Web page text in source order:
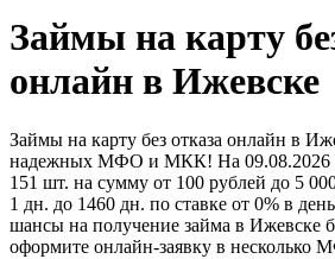
Займы на карту
онлайн в Ижевске
Займы на карту без отказа онлайн в
надежных МФО и МКК! На 09.08.2026
151 шт. на сумму от 100 рублей до 5
1 дн. до 1460 дн. по ставке от 0% в
шансы на получение займа в Ижевске
оформите онлайн-заявку в